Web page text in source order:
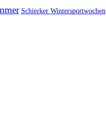
Schierker Wintersportwochen